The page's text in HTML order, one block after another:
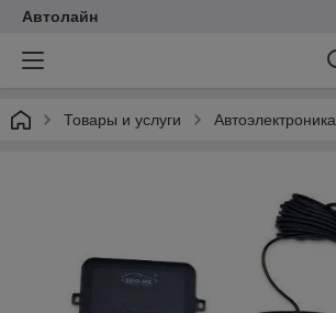
Автолайн
Товары и услуги Автоэлектроника